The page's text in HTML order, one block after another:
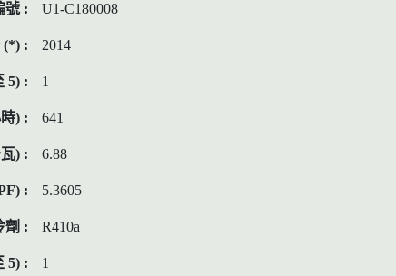
U1-C180008
2014
1
641
6.88
5.3605
R410a
1